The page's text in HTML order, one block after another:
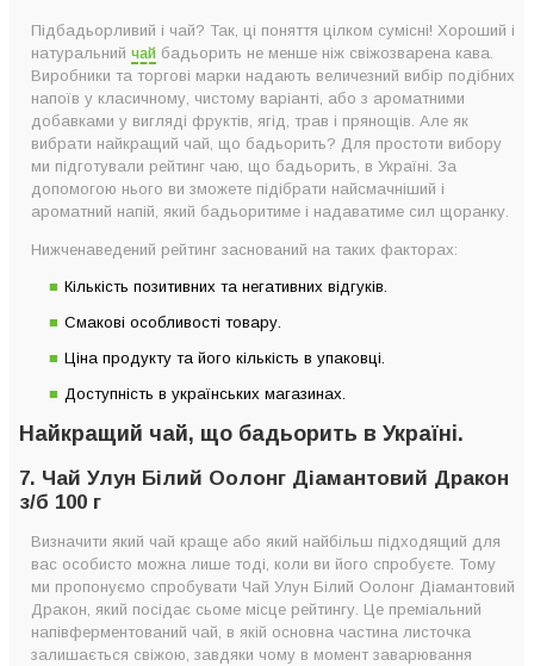
7. Чай Улун Білий Оолонг Діамантовий Дракон з/б 100 г
6. Зелений чай Hello Tea Жасмин фільтр-пак 20 шт
5. Кіпрійний чай MOL’FAR з ягодами малини, чорниці,
брусниці органічний 50 г
4. Чай мате Teahouse №707 Мате 250 г
3. Зелений чай Basilur Марокканська м’ята картон 100 г
2. Японський чай Teahouse №125 Матча Преміум 50 г
1. Шен Пуер Золотий Павич млинець 2014 р. Чинг Юн 357 г
Топ-7 марок кращого чаю, який бадьорить за версією
Coffeeok
Як правильно вибрати чай, який краще бадьорить?
Підбадьорливий і чай? Так, ці поняття цілком сумісні! Хороший і
натуральний чай бадьорить не менше ніж свіжозварена кава.
Виробники та торгові марки надають величезний вибір подібних
напоїв у класичному, чистому варіанті, або з ароматними
добавками у вигляді фруктів, ягід, трав і прянощів. Але як
вибрати найкращий чай, що бадьорить? Для простоти вибору
ми підготували рейтинг чаю, що бадьорить, в Україні. За
допомогою нього ви зможете підібрати найсмачніший і
ароматний напій, який бадьоритиме і надаватиме сил щоранку.
Нижченаведений рейтинг заснований на таких факторах:
Кількість позитивних та негативних відгуків.
Смакові особливості товару.
Ціна продукту та його кількість в упаковці.
Доступність в українських магазинах.
Найкращий чай, що бадьорить в Україні.
7. Чай Улун Білий Оолонг Діамантовий Дракон
з/б 100 г
Визначити який чай краще або який найбільш підходящий для
вас особисто можна лише тоді, коли ви його спробуєте. Тому
ми пропонуємо спробувати Чай Улун Білий Оолонг Діамантовий
Дракон, який посідає сьоме місце рейтингу. Це преміальний
напівферментований чай, в якій основна частина листочка
залишається свіжою, завдяки чому в момент заварювання